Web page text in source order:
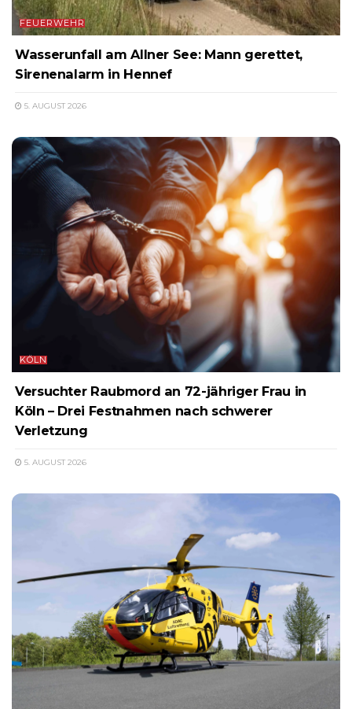
FEUERWEHR
Wasserunfall am Allner See: Mann gerettet,
Sirenenalarm in Hennef
5. AUGUST 2026
KÖLN
Versuchter Raubmord an 72-jähriger Frau in
Köln – Drei Festnahmen nach schwerer
Verletzung
5. AUGUST 2026